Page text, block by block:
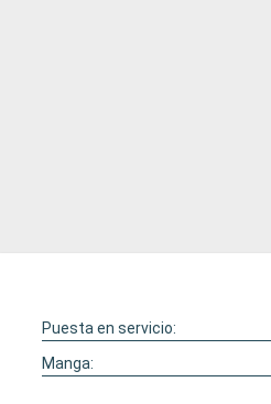
Puesta en servicio:
Manga: